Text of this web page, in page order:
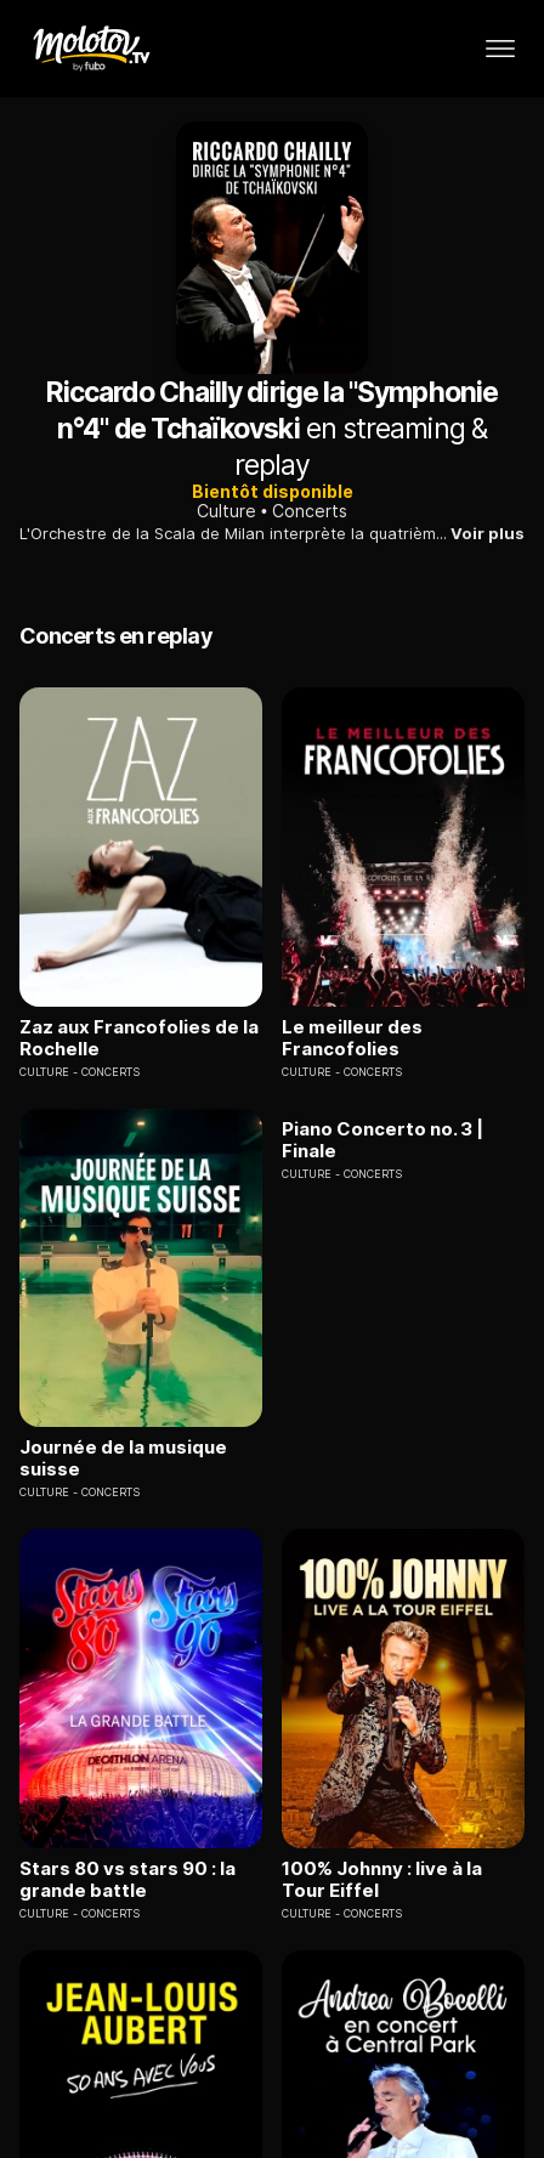
Riccardo Chailly dirige la "Symphonie
n°4" de Tchaïkovskien streaming &
replay
Bientôt disponible
Culture
Concerts
L'Orchestre de la Scala de Milan interprète la quatrième symphonie de Tchaïkovski. L'oeuvre est la première de ses trois dernières symphonies, qui forment le cycle dit "du destin". Voir plus
Concerts en replay
Zaz aux Francofolies de la
Rochelle
CULTURE CONCERTS
Le meilleur des
Francofolies
CULTURE CONCERTS
Journée de la musique
suisse
CULTURE CONCERTS
Piano Concerto no. 3 |
Finale
CULTURE CONCERTS
Stars 80 vs stars 90 : la
grande battle
CULTURE CONCERTS
100% Johnny : live à la
Tour Eiffel
CULTURE CONCERTS